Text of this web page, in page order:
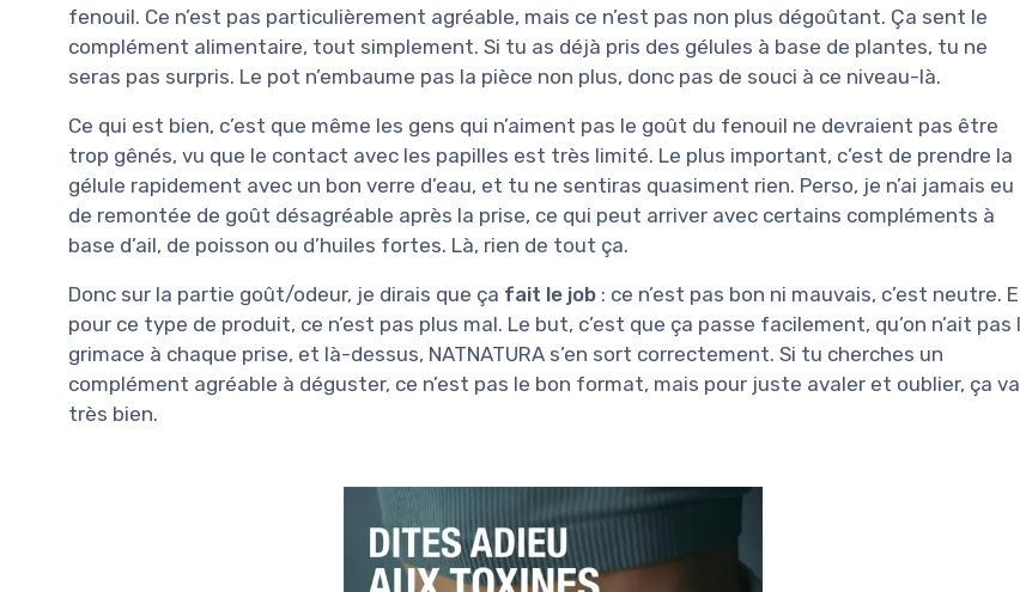
fenouil. Ce n’est pas particulièrement agréable, mais ce n’est pas non plus dégoûtant. Ça sent le
complément alimentaire, tout simplement. Si tu as déjà pris des gélules à base de plantes, tu ne
seras pas surpris. Le pot n’embaume pas la pièce non plus, donc pas de souci à ce niveau-là.
Ce qui est bien, c’est que même les gens qui n’aiment pas le goût du fenouil ne devraient pas être
trop gênés, vu que le contact avec les papilles est très limité. Le plus important, c’est de prendre la
gélule rapidement avec un bon verre d’eau, et tu ne sentiras quasiment rien. Perso, je n’ai jamais eu
de remontée de goût désagréable après la prise, ce qui peut arriver avec certains compléments à
base d’ail, de poisson ou d’huiles fortes. Là, rien de tout ça.
Donc sur la partie goût/odeur, je dirais que ça fait le job : ce n’est pas bon ni mauvais, c’est neutre.
pour ce type de produit, ce n’est pas plus mal. Le but, c’est que ça passe facilement, qu’on n’ait pas
grimace à chaque prise, et là-dessus, NATNATURA s’en sort correctement. Si tu cherches un
complément agréable à déguster, ce n’est pas le bon format, mais pour juste avaler et oublier, ça va
très bien.